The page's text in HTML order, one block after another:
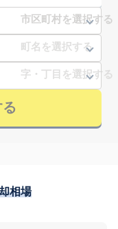
相場